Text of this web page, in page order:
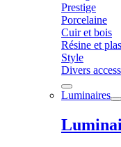
Prestige
Porcelaine
Cuir et bois
Résine et
Style
Divers
Luminaires